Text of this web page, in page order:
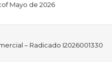
Mayo de 2026
– Radicado I2026001330